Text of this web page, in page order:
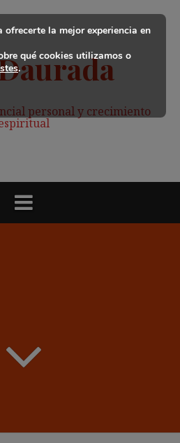
personal y crecimiento
la mejor experiencia en
qué cookies utilizamos o
.